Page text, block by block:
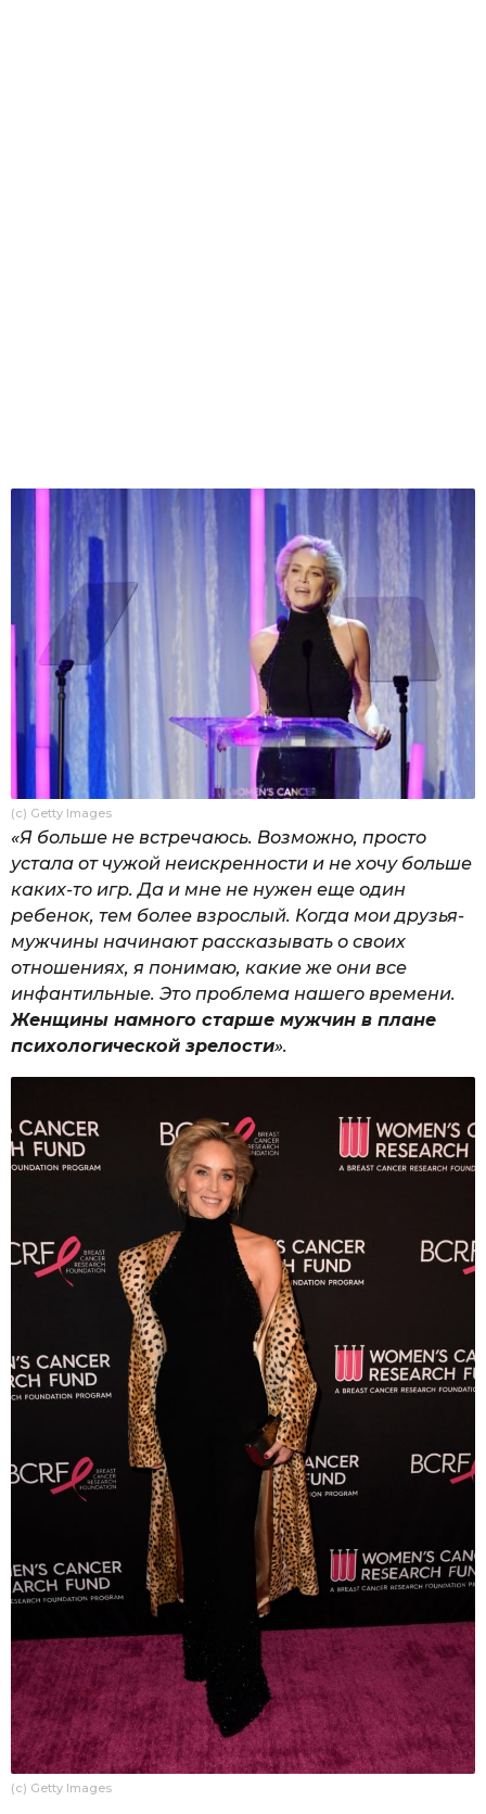
(c) Getty Images
«Я больше не встречаюсь. Возможно, просто
устала от чужой неискренности и не хочу больше
каких-то игр. Да и мне не нужен еще один
ребенок, тем более взрослый. Когда мои друзья-
мужчины начинают рассказывать о своих
отношениях, я понимаю, какие же они все
инфантильные. Это проблема нашего времени.
Женщины намного старше мужчин в плане
психологической зрелости».
(c) Getty Images